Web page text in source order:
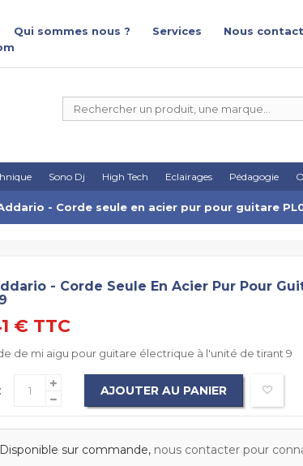
Qui sommes nous ? Services Nous
Sono Dj High Tech Eclairages Pédagogie
- Corde seule en acier pur pour guitare
- Corde Seule En Acier Pur Pour
€ TTC
de mi aigu pour guitare électrique à l'unité de tirant 9
AJOUTER AU PANIER
Disponible sur commande, nous contacter pour